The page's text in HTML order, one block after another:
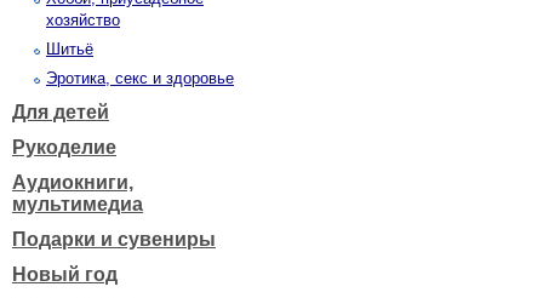
хозяйство
Шитьё
Эротика, секс и здоровье
Для детей
Рукоделие
Аудиокниги,
мультимедиа
Подарки и сувениры
Новый год